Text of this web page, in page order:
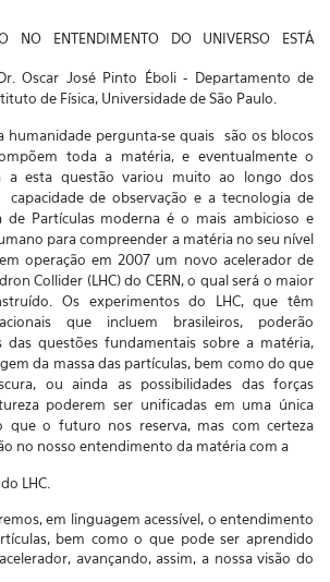
NO ENTENDIMENTO DO UNIVERSO ESTÁ
Dr. Oscar José Pinto Éboli - Departamento de
de Física, Universidade de São Paulo.
humanidade pergunta-se quais são os blocos
toda a matéria, e eventualmente o
a esta questão variou muito ao longo dos
de observação e a tecnologia de
de Partículas moderna é o mais ambicioso e
para compreender a matéria no seu nível
operação em 2007 um novo acelerador de
Collider (LHC) do CERN, o qual será o maior
Os experimentos do LHC, que têm
que incluem brasileiros, poderão
das questões fundamentais sobre a matéria,
da massa das partículas, bem como do que
ou ainda as possibilidades das forças
poderem ser unificadas em uma única
que o futuro nos reserva, mas com certeza
no nosso entendimento da matéria com a
LHC.
em linguagem acessível, o entendimento
bem como o que pode ser aprendido
avançando, assim, a nossa visão do